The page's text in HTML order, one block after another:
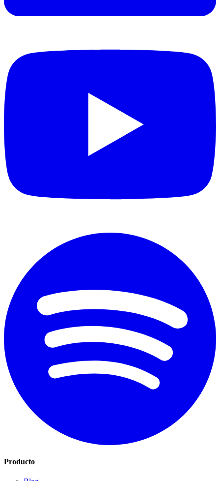
Producto